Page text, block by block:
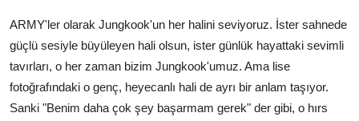
ARMY'ler olarak Jungkook'un her halini seviyoruz. İster sahnede
güçlü sesiyle büyüleyen hali olsun, ister günlük hayattaki sevimli
tavırları, o her zaman bizim Jungkook'umuz. Ama lise
fotoğrafındaki o genç, heyecanlı hali de ayrı bir anlam taşıyor.
Sanki "Benim daha çok şey başarmam gerek" der gibi, o hırs